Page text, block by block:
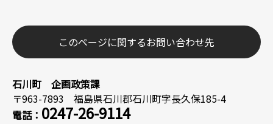
このページに関するお問い合わせ先
石川町 企画政策課
〒963-7893 福島県石川郡石川町字長久保185-4
電話： 0247-26-9114